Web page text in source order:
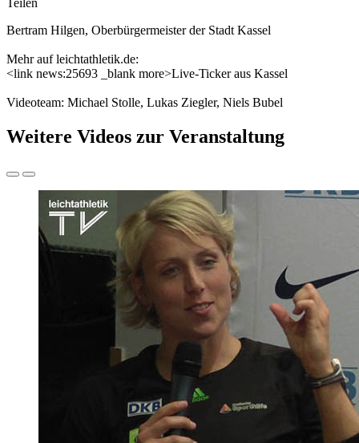
Bertram Hilgen, Oberbürgermeister der Stadt Kassel
Mehr auf leichtathletik.de:
<link news:25693 _blank more>Live-Ticker aus Kassel
Videoteam: Michael Stolle, Lukas Ziegler, Niels Bubel
Weitere Videos zur Veranstaltung